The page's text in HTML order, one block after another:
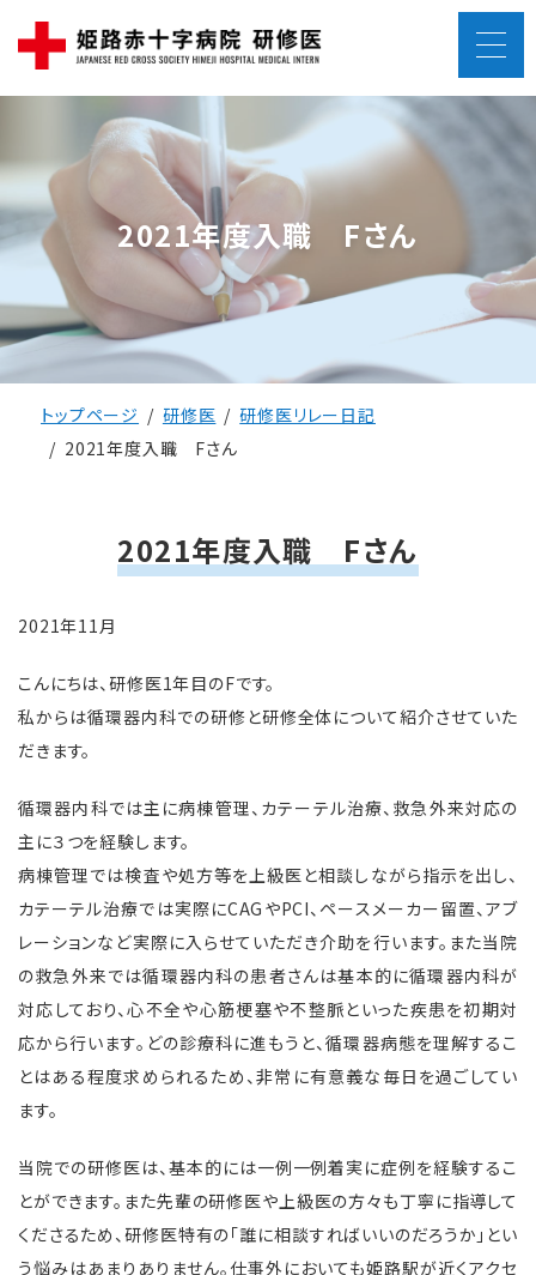
2021年度入職 Fさん
トップページ 研修医
研修医リレー日記
2021年度入職 Fさん
2021年度入職 Fさん
2021年11月
こんにちは、研修医1年目のFです。
私からは循環器内科での研修と研修全体について紹介させていた
だきます。
循環器内科では主に病棟管理、カテーテル治療、救急外来対応の
主に３つを経験します。
病棟管理では検査や処方等を上級医と相談しながら指示を出し、
カテーテル治療では実際にCAGやPCI、ペースメーカー留置、アブ
レーションなど実際に入らせていただき介助を行います。また当院
の救急外来では循環器内科の患者さんは基本的に循環器内科が
対応しており、心不全や心筋梗塞や不整脈といった疾患を初期対
応から行います。どの診療科に進もうと、循環器病態を理解するこ
とはある程度求められるため、非常に有意義な毎日を過ごしてい
ます。
当院での研修医は、基本的には一例一例着実に症例を経験するこ
とができます。また先輩の研修医や上級医の方々も丁寧に指導して
くださるため、研修医特有の「誰に相談すればいいのだろうか」とい
う悩みはあまりありません。仕事外においても姫路駅が近くアクセ